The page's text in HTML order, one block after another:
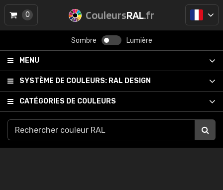
CouleursRAL.fr
Sombre Lumière
MENU
SYSTÈME DE COULEURS: RAL DESIGN
CATÉGORIES DE COULEURS
0